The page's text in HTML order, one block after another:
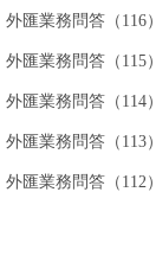
外匯業務問答（116）
外匯業務問答（115）
外匯業務問答（114）
外匯業務問答（113）
外匯業務問答（112）